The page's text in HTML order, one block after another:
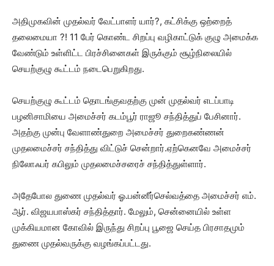
அதிமுகவின் முதல்வர் வேட்பாளர் யார்?, கட்சிக்கு ஒற்றைத்
தலைமையா ?! 11 பேர் கொண்ட சிறப்பு வழிகாட்டுக் குழு அமைக்க
வேண்டும் உள்ளிட்ட பிரச்சினைகள் இருக்கும் சூழ்நிலையில்
செயற்குழு கூட்டம் நடைபெறுகிறது.
செயற்குழு கூட்டம் தொடங்குவதற்கு முன் முதல்வர் எடப்பாடி
பழனிசாமியை அமைச்சர் கடம்பூர் ராஜூ சந்தித்துப் பேசினார்.
அதற்கு முன்பு வேளாண்துறை அமைச்சர் துறைகண்ணன்
முதலமைச்சர் சந்தித்து விட்டுச் சென்றார்.ஏற்கெனவே அமைச்சர்
நிலோஃபர் கபிலும் முதலமைச்சரைச் சந்தித்துள்ளார்.
அதேபோல துணை முதல்வர் ஓ.பன்னீர்செல்வத்தை அமைச்சர் எம்.
ஆர். விஜயபாஸ்கர் சந்தித்தார். மேலும், சென்னையில் உள்ள
முக்கியமான கோவில் இருந்து சிறப்பு பூஜை செய்த பிரசாதமும்
துணை முதல்வருக்கு வழங்கப்பட்டது.